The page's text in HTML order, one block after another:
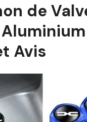
de
Avis